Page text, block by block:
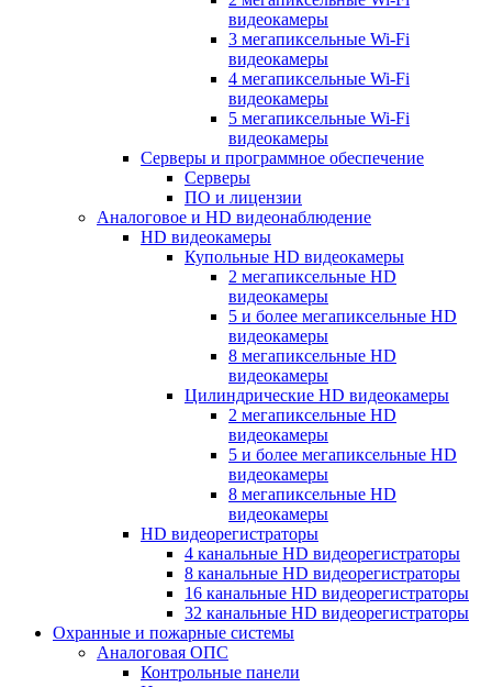
видеокамеры
3 мегапиксельные Wi-Fi
видеокамеры
4 мегапиксельные Wi-Fi
видеокамеры
5 мегапиксельные Wi-Fi
видеокамеры
Серверы и программное обеспечение
Серверы
ПО и лицензии
Аналоговое и HD видеонаблюдение
HD видеокамеры
Купольные HD видеокамеры
2 мегапиксельные HD
видеокамеры
5 и более мегапиксельные HD
видеокамеры
8 мегапиксельные HD
видеокамеры
Цилиндрические HD видеокамеры
2 мегапиксельные HD
видеокамеры
5 и более мегапиксельные HD
видеокамеры
8 мегапиксельные HD
видеокамеры
HD видеорегистраторы
4 канальные HD видеорегистраторы
8 канальные HD видеорегистраторы
16 канальные HD видеорегистраторы
32 канальные HD видеорегистраторы
Охранные и пожарные системы
Аналоговая ОПС
Контрольные панели